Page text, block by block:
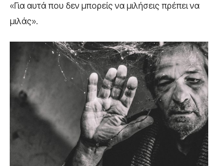
«Για αυτά που δεν μπορείς να μιλήσεις πρέπει να
μιλάς».